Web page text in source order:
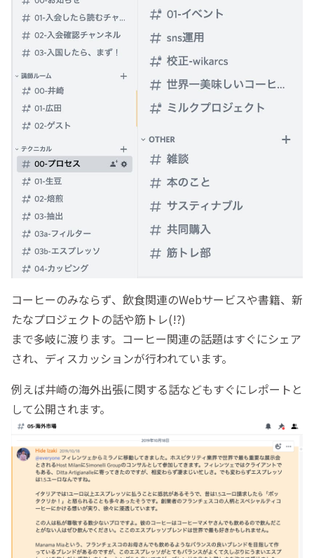
コーヒーのみならず、飲食関連のWebサービスや書籍、新
たなプロジェクトの話や筋トレ(!?)
まで多岐に渡ります。コーヒー関連の話題はすぐにシェア
され、ディスカッションが行われています。
例えば井崎の海外出張に関する話などもすぐにレポートと
して公開されます。